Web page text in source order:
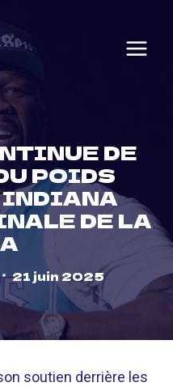
DE
POIDS
INDIANA
DE LA
21 juin 2025
soutien derrière les